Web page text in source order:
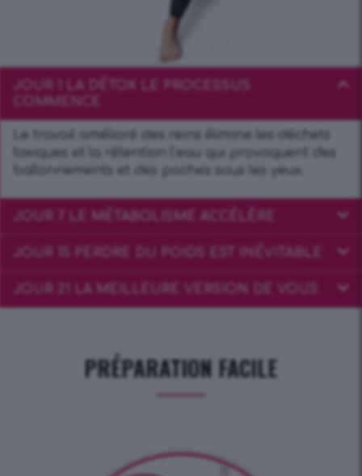
JOUR 1 LA DÉTOX LE PROCESSUS
COMMENCE
Le travail amélioré des reins élimine les déchets
toxiques et la rétention l’eau qui provoquent des
ballonnements et des poches sous les yeux.
JOUR 7 LE MÉTABOLISME ACCÉLÈRE
JOUR 15 PERDRE DU POIDS EST INÉVITABLE
JOUR 21 LA MEILLEURE VERSION DE VOUS
PRÉPARATION FACILE